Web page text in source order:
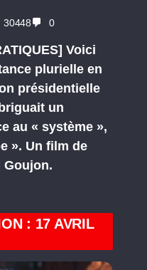
30448 0
Voici
plurielle en
présidentielle
un
au « système »,
». Un film de
Goujon.
: 17 AVRIL